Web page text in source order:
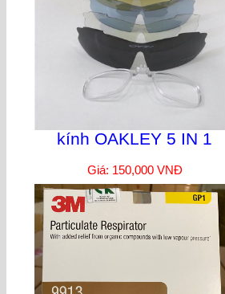
kính OAKLEY 5 IN 1
Giá: 150,000 VNĐ